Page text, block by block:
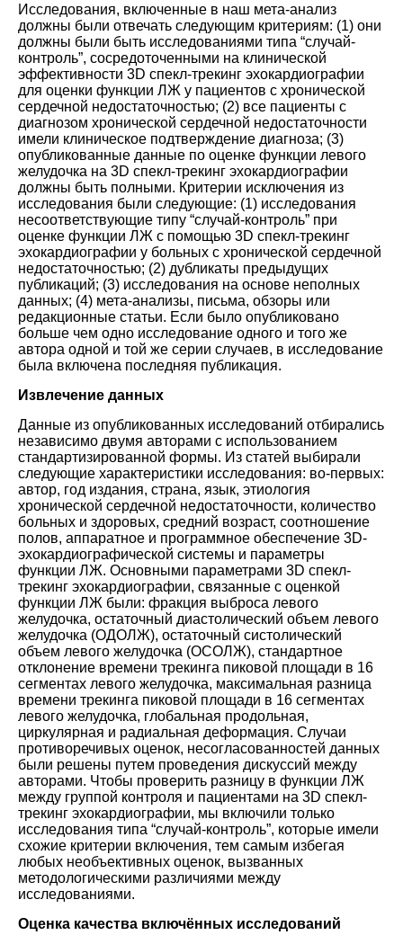
Исследования, включенные в наш мета-анализ
должны были отвечать следующим критериям: (1) они
должны были быть исследованиями типа “случай-
контроль”, сосредоточенными на клинической
эффективности 3D спекл-трекинг эхокардиографии
для оценки функции ЛЖ у пациентов с хронической
сердечной недостаточностью; (2) все пациенты с
диагнозом хронической сердечной недостаточности
имели клиническое подтверждение диагноза; (3)
опубликованные данные по оценке функции левого
желудочка на 3D спекл-трекинг эхокардиографии
должны быть полными. Критерии исключения из
исследования были следующие: (1) исследования
несоответствующие типу “случай-контроль” при
оценке функции ЛЖ с помощью 3D спекл-трекинг
эхокардиографии у больных с хронической сердечной
недостаточностью; (2) дубликаты предыдущих
публикаций; (3) исследования на основе неполных
данных; (4) мета-анализы, письма, обзоры или
редакционные статьи. Если было опубликовано
больше чем одно исследование одного и того же
автора одной и той же серии случаев, в исследование
была включена последняя публикация.
Извлечение данных
Данные из опубликованных исследований отбирались
независимо двумя авторами с использованием
стандартизированной формы. Из статей выбирали
следующие характеристики исследования: во-первых:
автор, год издания, страна, язык, этиология
хронической сердечной недостаточности, количество
больных и здоровых, средний возраст, соотношение
полов, аппаратное и программное обеспечение 3D-
эхокардиографической системы и параметры
функции ЛЖ. Основными параметрами 3D спекл-
трекинг эхокардиографии, связанные с оценкой
функции ЛЖ были: фракция выброса левого
желудочка, остаточный диастолический объем левого
желудочка (ОДОЛЖ), остаточный систолический
объем левого желудочка (ОСОЛЖ), стандартное
отклонение времени трекинга пиковой площади в 16
сегментах левого желудочка, максимальная разница
времени трекинга пиковой площади в 16 сегментах
левого желудочка, глобальная продольная,
циркулярная и радиальная деформация. Случаи
противоречивых оценок, несогласованностей данных
были решены путем проведения дискуссий между
авторами. Чтобы проверить разницу в функции ЛЖ
между группой контроля и пациентами на 3D спекл-
трекинг эхокардиографии, мы включили только
исследования типа “случай-контроль”, которые имели
схожие критерии включения, тем самым избегая
любых необъективных оценок, вызванных
методологическими различиями между
исследованиями.
Оценка качества включённых исследований